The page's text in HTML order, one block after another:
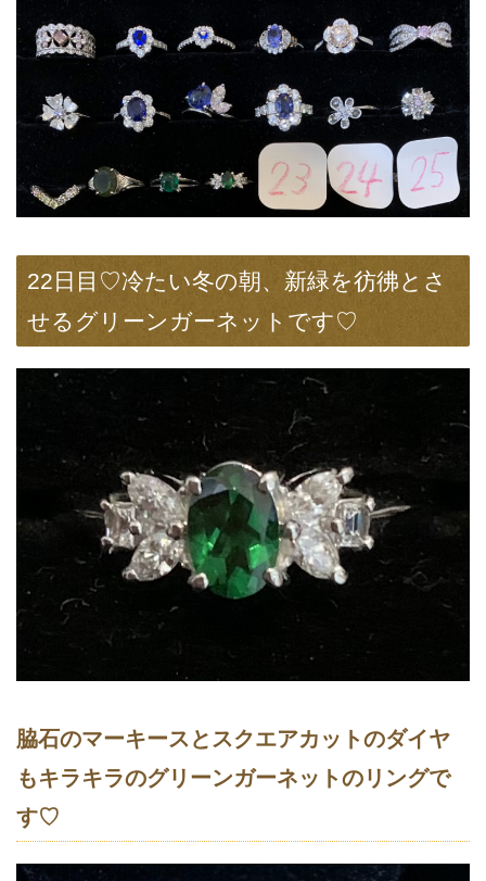
22日目♡冷たい冬の朝、新緑を彷彿とさ
せるグリーンガーネットです♡
脇石のマーキースとスクエアカットのダイヤ
もキラキラのグリーンガーネットのリングで
す♡